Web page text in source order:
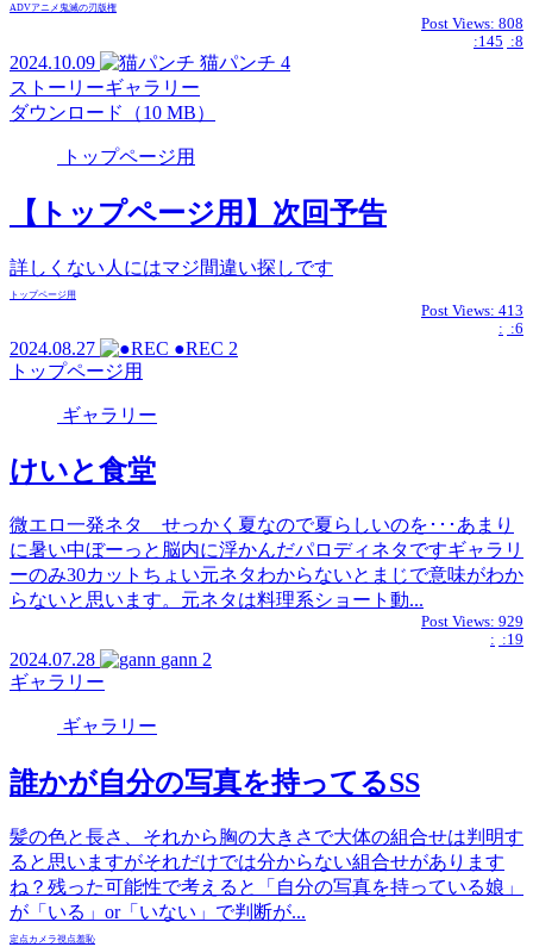
ADVアニメ 鬼滅の刃 版権
Post Views: 808
:145 :8
2024.10.09 猫パンチ 4
ストーリーギャラリー
ダウンロード（10 MB）
トップページ用
【トップページ用】次回予告
詳しくない人にはマジ間違い探しです
トップページ用
Post Views: 413
: :6
2024.08.27 ●REC 2
トップページ用
ギャラリー
けいと食堂
微エロ一発ネタ せっかく夏なので夏らしいのを･･･あまり
に暑い中ぼーっと脳内に浮かんだパロディネタですギャラリ
ーのみ30カットちょい元ネタわからないとまじで意味がわか
らないと思います。元ネタは料理系ショート動...
Post Views: 929
: :19
2024.07.28 gann 2
ギャラリー
ギャラリー
誰かが自分の写真を持ってるSS
髪の色と長さ、それから胸の大きさで大体の組合せは判明す
ると思いますがそれだけでは分からない組合せがあります
ね？残った可能性で考えると「自分の写真を持っている娘」
が「いる」or「いない」で判断が...
定点カメラ視点羞恥